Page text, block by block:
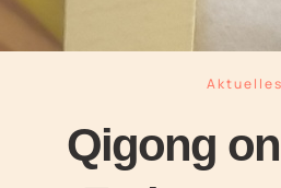
Aktuelles
Qigong